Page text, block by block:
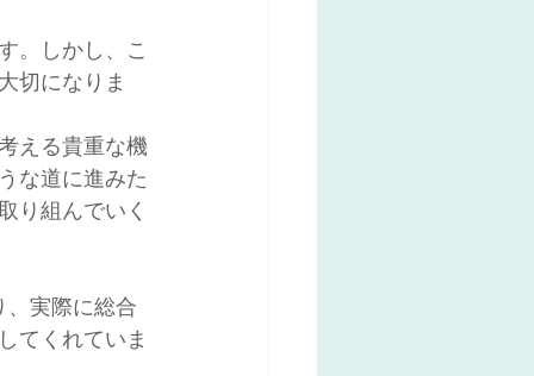
。しかし、こ
切になりま
える貴重な機
な道に進みた
り組んでいく
実際に総合
てくれていま